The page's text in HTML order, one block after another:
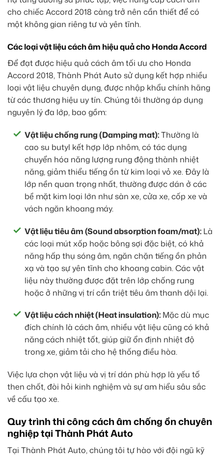
cho chiếc Accord 2018 càng trở nên cần thiết để có
một không gian riêng tư và yên tĩnh.
Các loại vật liệu cách âm hiệu quả cho Honda Accord
Để đạt được hiệu quả cách âm tối ưu cho Honda
Accord 2018, Thành Phát Auto sử dụng kết hợp nhiều
loại vật liệu chuyên dụng, được nhập khẩu chính hãng
từ các thương hiệu uy tín. Chúng tôi thường áp dụng
nguyên lý đa lớp, bao gồm:
Vật liệu chống rung (Damping mat):Thường là
cao su butyl kết hợp lớp nhôm, có tác dụng
chuyển hóa năng lượng rung động thành nhiệt
năng, giảm thiểu tiếng ồn từ kim loại vỏ xe. Đây là
lớp nền quan trọng nhất, thường được dán ở các
bề mặt kim loại lớn như sàn xe, cửa xe, cốp xe và
vách ngăn khoang máy.
Vật liệu tiêu âm (Sound absorption foam/mat): Là
các loại mút xốp hoặc bông sợi đặc biệt, có khả
năng hấp thụ sóng âm, ngăn chặn tiếng ồn phản
xạ và tạo sự yên tĩnh cho khoang cabin. Các vật
liệu này thường được đặt trên lớp chống rung
hoặc ở những vị trí cần triệt tiêu âm thanh dội lại.
Vật liệu cách nhiệt (Heat insulation): Mặc dù mục
đích chính là cách âm, nhiều vật liệu cũng có khả
năng cách nhiệt tốt, giúp giữ ổn định nhiệt độ
trong xe, giảm tải cho hệ thống điều hòa.
Việc lựa chọn vật liệu và vị trí dán phù hợp là yếu tố
then chốt, đòi hỏi kinh nghiệm và sự am hiểu sâu sắc
về cấu tạo xe.
Quy trình thi công cách âm chống ồn chuyên
nghiệp tại Thành Phát Auto
Tại Thành Phát Auto, chúng tôi tự hào với đội ngũ kỹ